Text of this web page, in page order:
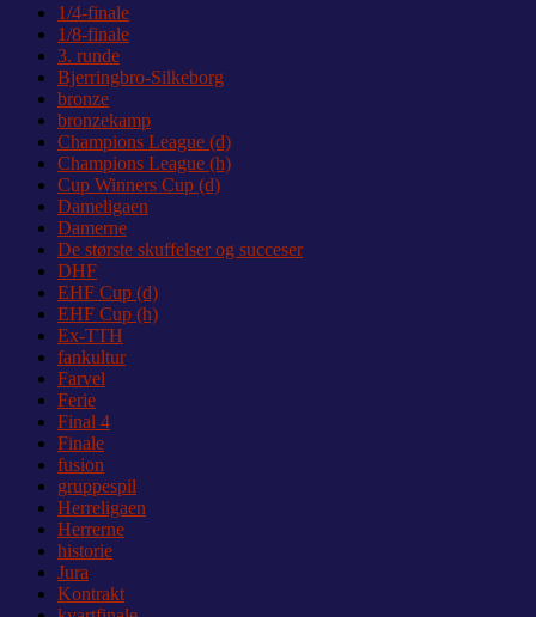
1/4-finale
1/8-finale
3. runde
Bjerringbro-Silkeborg
bronze
bronzekamp
Champions League (d)
Champions League (h)
Cup Winners Cup (d)
Dameligaen
Damerne
De største skuffelser og succeser
DHF
EHF Cup (d)
EHF Cup (h)
Ex-TTH
fankultur
Farvel
Ferie
Final 4
Finale
fusion
gruppespil
Herreligaen
Herrerne
historie
Jura
Kontrakt